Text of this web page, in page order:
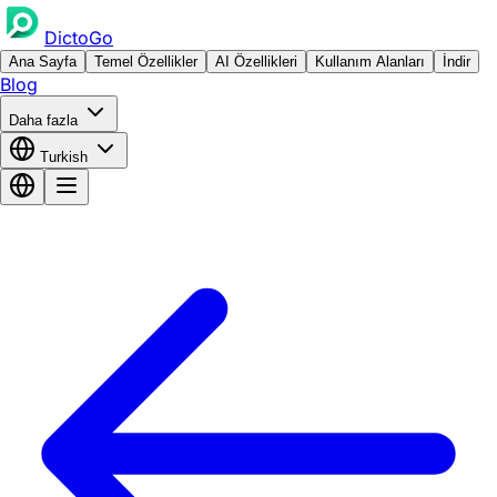
DictoGo
Ana Sayfa Temel Özellikler AI Özellikleri Kullanım Alanları İndir
Blog
Daha fazla
Turkish